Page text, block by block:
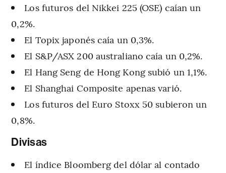
Los futuros del Nikkei 225 (OSE) caían un
0,2%.
El Topix japonés caía un 0,3%.
El S&P/ASX 200 australiano caía un 0,2%.
El Hang Seng de Hong Kong subió un 1,1%.
El Shanghai Composite apenas varió.
Los futuros del Euro Stoxx 50 subieron un
0,8%.
Divisas
El índice Bloomberg del dólar al contado